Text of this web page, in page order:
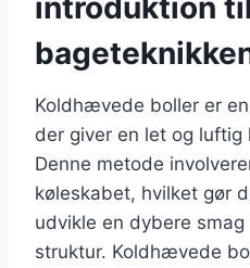
Koldhævede boller er
der giver en let og
Denne metode
køleskabet, hvilket gør
udvikle en dybere
struktur. Koldhævede